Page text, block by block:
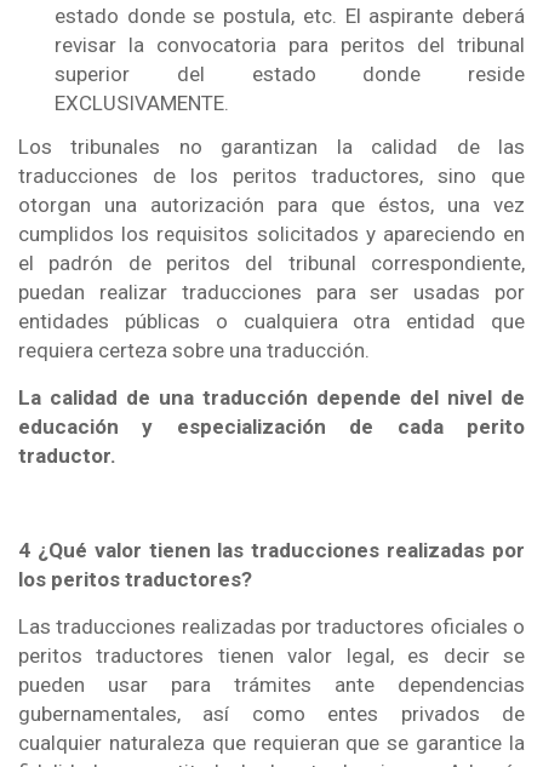
estado donde se postula, etc. El aspirante deberá
revisar la convocatoria para peritos del tribunal
superior del estado donde reside
EXCLUSIVAMENTE.
Los tribunales no garantizan la calidad de las
traducciones de los peritos traductores, sino que
otorgan una autorización para que éstos, una vez
cumplidos los requisitos solicitados y apareciendo en
el padrón de peritos del tribunal correspondiente,
puedan realizar traducciones para ser usadas por
entidades públicas o cualquiera otra entidad que
requiera certeza sobre una traducción.
La calidad de una traducción depende del nivel de
educación y especialización de cada perito
traductor.
4 ¿Qué valor tienen las traducciones realizadas por
los peritos traductores?
Las traducciones realizadas por traductores oficiales o
peritos traductores tienen valor legal, es decir se
pueden usar para trámites ante dependencias
gubernamentales, así como entes privados de
cualquier naturaleza que requieran que se garantice la